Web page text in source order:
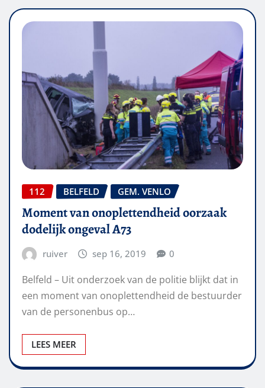
112 BELFELD GEM. VENLO
Moment van onoplettendheid oorzaak
dodelijk ongeval A73
ruiver sep 16, 2019 0
Belfeld – Uit onderzoek van de politie blijkt dat in
een moment van onoplettendheid de bestuurder
van de personenbus op…
LEES MEER